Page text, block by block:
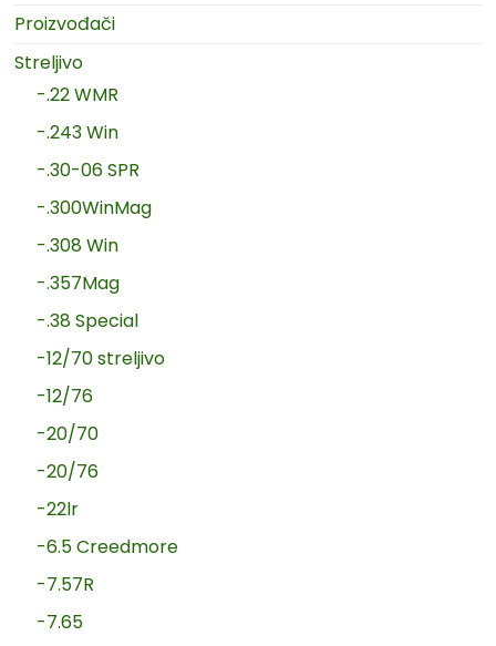
Proizvođači
Streljivo
-.22 WMR
-.243 Win
-.30-06 SPR
-.300WinMag
-.308 Win
-.357Mag
-.38 Special
-12/70 streljivo
-12/76
-20/70
-20/76
-22lr
-6.5 Creedmore
-7.57R
-7.65